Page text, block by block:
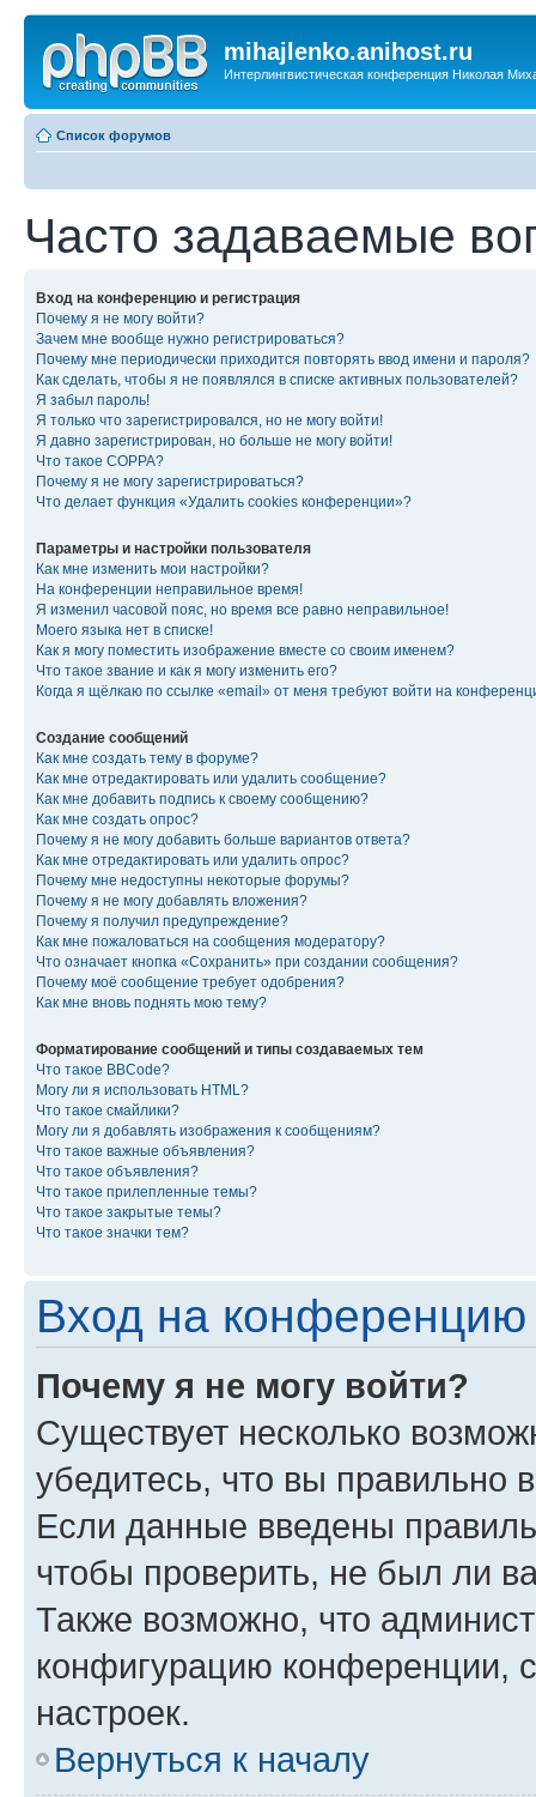
mihajlenko.anihost.ru
Интерлингвистическая конференция Николая
Список форумов
Часто задаваемые
Вход на конференцию и регистрация
Почему я не могу войти?
Зачем мне вообще нужно регистрироваться?
Почему мне периодически приходится повторять ввод имени и пароля?
Как сделать, чтобы я не появлялся в списке активных пользователей?
Я забыл пароль!
Я только что зарегистрировался, но не могу войти!
Я давно зарегистрирован, но больше не могу войти!
Что такое COPPA?
Почему я не могу зарегистрироваться?
Что делает функция «Удалить cookies конференции»?
Параметры и настройки пользователя
Как мне изменить мои настройки?
На конференции неправильное время!
Я изменил часовой пояс, но время все равно неправильное!
Моего языка нет в списке!
Как я могу поместить изображение вместе со своим именем?
Что такое звание и как я могу изменить его?
Когда я щёлкаю по ссылке «email» от меня требуют войти на
Создание сообщений
Как мне создать тему в форуме?
Как мне отредактировать или удалить сообщение?
Как мне добавить подпись к своему сообщению?
Как мне создать опрос?
Почему я не могу добавить больше вариантов ответа?
Как мне отредактировать или удалить опрос?
Почему мне недоступны некоторые форумы?
Почему я не могу добавлять вложения?
Почему я получил предупреждение?
Как мне пожаловаться на сообщения модератору?
Что означает кнопка «Сохранить» при создании сообщения?
Почему моё сообщение требует одобрения?
Как мне вновь поднять мою тему?
Форматирование сообщений и типы создаваемых тем
Что такое BBCode?
Могу ли я использовать HTML?
Что такое смайлики?
Могу ли я добавлять изображения к сообщениям?
Что такое важные объявления?
Что такое объявления?
Что такое прилепленные темы?
Что такое закрытые темы?
Что такое значки тем?
Вход на конференцию
Почему я не могу войти?
Существует несколько
убедитесь, что вы правильно
Если данные введены
чтобы проверить, не был ли
Также возможно, что
конфигурацию конференции,
настроек.
Вернуться к началу